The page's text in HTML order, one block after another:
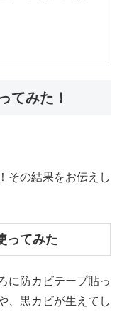
てみた！
その結果をお伝えし
ってみた
に防カビテープ貼っ
、黒カビが生えてし